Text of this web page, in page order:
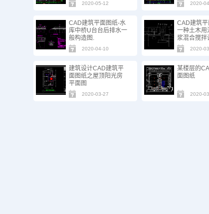
2020-05-12 2020-
CAD建筑平面图纸-水
库中桥U台台后排水一
般构造图.
2020-04-10
CAD建筑
一种土木用
浆混合搅拌
2020-
建筑设计CAD建筑平
面图纸之屋顶阳光房
平面图
2020-03-27
某楼层的
面图纸
2020-